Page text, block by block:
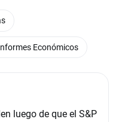
luego de que el S&P
Económicos